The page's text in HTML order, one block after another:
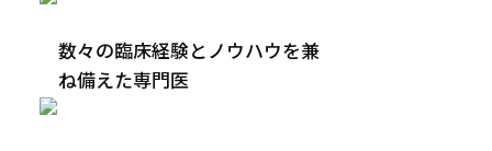
数々の臨床経験とノウハウを兼
ね備えた専門医